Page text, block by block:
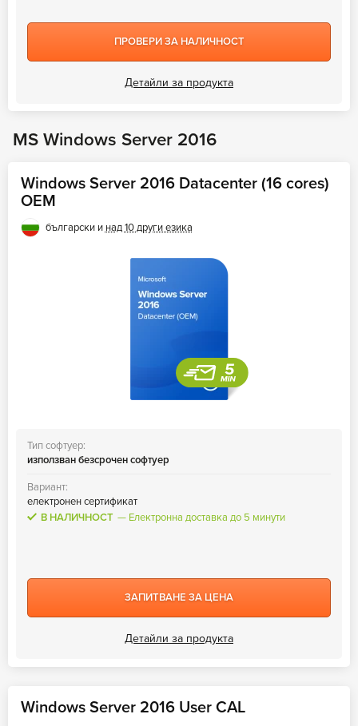
ПРОВЕРИ ЗА НАЛИЧНОСТ
Детайли за продукта
MS Windows Server 2016
Windows Server 2016 Datacenter (16 cores)
OEM
български инад 10 други езика
Тип софтуер:
използван безсрочен софтуер
Вариант:
електронен сертификат
В НАЛИЧНОСТ
Електронна доставка до 5 минути
ЗАПИТВАНЕ ЗА ЦЕНА
Детайли за продукта
Windows Server 2016 User CAL